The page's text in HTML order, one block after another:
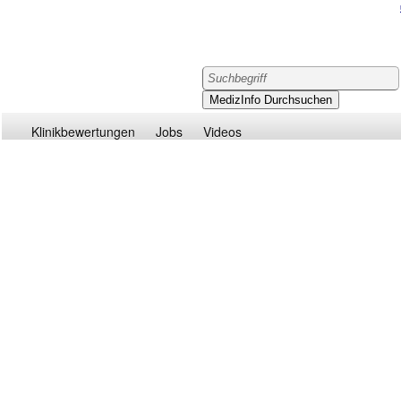
Klinikbewertungen Jobs Videos